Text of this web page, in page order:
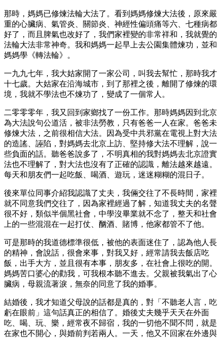
那時，媽媽已修煉法輪大法了。看到媽媽修煉大法後，原來嚴
重的心臟病、氣管炎、關節炎、神經性偏頭痛等六、七種病都
好了，而且脾氣也改好了，我們家裡變的非常祥和，我就覺的
法輪大法非常神奇。我和媽媽一起早上去公園集體煉功，並和
媽媽學《轉法輪》。
一九九七年，我大姑家開了一家公司，叫我去幫忙，那時我才
十七歲。大姑家在沿海城市，到了那裡之後，離開了修煉的環
境，我就不學法也不煉功了，變成了一個常人。
二零零零年，我又回到家鄉找了一份工作。那時媽媽因到北京
為大法說句公道活，被非法勞教，只有爸爸一人在家。爸爸未
修煉大法，之前很相信大法。因為受中共邪黨在電視上對大法
的造謠、誣陷，對媽媽去北京上訪、堅持修大法不理解，說一
些負面的話。聽爸爸說多了，不明真相的我對媽媽去北京證實
法也不理解了，對大法也沒有了正確的認識，離法越來越遠。
每天和朋友們一起吃飯、喝酒、遊玩，迷迷糊糊的混日子。
後來單位同事介紹我認識了丈夫，我倆交往了不長時間，家裡
就不同意我們交往了，因為家裡經過了解，知道我丈夫的名聲
很不好，類似半個黑社會，中學沒畢業就不念了，整天和社會
上的一些混混在一起打仗、酗酒、賭博，他家都管不了他。
可是那時的我道德標準很低，被他的表面迷住了，認為他人長
的精神，會說話，很會來事，對我又好，經常請我去飯店吃
飯，出手大方，並且很有本事，朋友多，在社會上很吃的開。
媽媽苦口婆心的勸我，可我根本聽不進去。父親被我氣出了心
臟病，母親流著淚，無奈的同意了我的婚事。
結婚後，我才知道父母說的話都是真的，對「不聽老人言，吃
虧在眼前」這句話真正的相信了。婚後丈夫幾乎天天在外面
吃、喝、玩、樂，經常夜不歸宿，我的一切他不聞不問，就是
在家也不開心，與婚前判若兩人。一天，他又不回家在外邊與